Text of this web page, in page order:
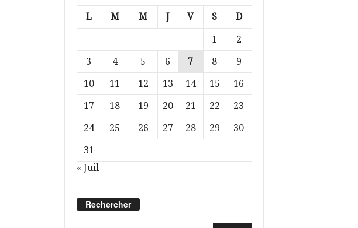
L M M J V S D
1
2
3
4 5 6 7 8
9
10
11 12 13 14 15
16
17
18 19 20 21 22
23
24
25 26 27 28 29
30
31
« Juil
Rechercher